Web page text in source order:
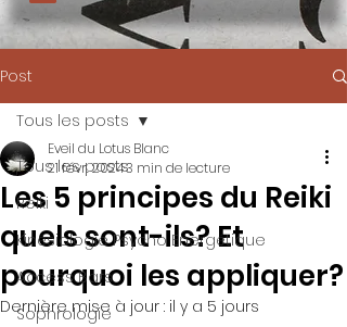
Post
Tous les posts
Reiki
Kinésiologie Psycho Energétique
Access Bars
Sophrologie
Tous les posts
Les 5 principes du Reiki
quels sont-ils? Et
pourquoi les appliquer?
Eveil du Lotus Blanc
21 févr. 20243 min de lecture
Dernière mise à jour : il y a 5 jours